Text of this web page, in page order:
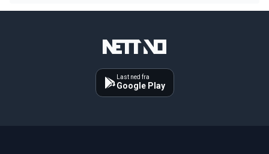
Last ned fra
Google Play